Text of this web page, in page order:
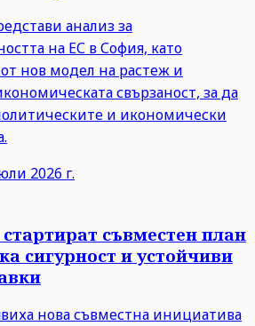
анализ за
на ЕС в София, като
нов модел на растеж и
свързаност, за да
и икономически
2026 г.
съвместен план
сигурност и устойчиви
нова съвместна инициатива